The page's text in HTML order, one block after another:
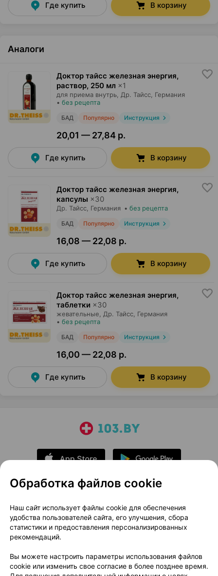
Где купить В корзину
Аналоги
Доктор тайсс железная энергия,
раствор, 250 мл ×1
для приема внутрь, Др. Тайсс, Германия
• без рецепта
БАД Популярно Инструкция
20,01 — 27,84 р.
Где купить В корзину
Доктор тайсс железная энергия,
капсулы ×30
Др. Тайсс, Германия • без рецепта
БАД Популярно Инструкция
16,08 — 22,08 р.
Где купить В корзину
Доктор тайсс железная энергия,
таблетки ×30
жевательные, Др. Тайсс, Германия
• без рецепта
БАД Популярно Инструкция
16,00 — 22,08 р.
Где купить В корзину
О проекте
Новости проекта
Размещение рекламы
Медицинский маркетинг
Публичный договор
Доставка
Способы оплаты
Вакансии
Партнеры
Обработка файлов cookie
Наш сайт использует файлы cookie для обеспечения
удобства пользователей сайта, его улучшения, сбора
статистики и предоставления персонализированных
рекомендаций.
Вы можете настроить параметры использования файлов
cookie или изменить свое согласие в более позднее время.